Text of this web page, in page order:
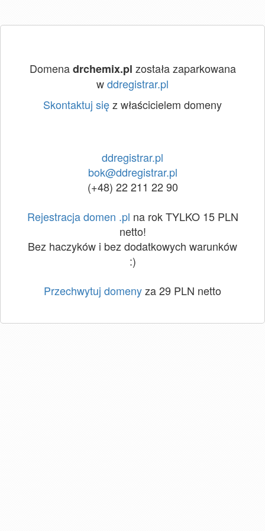
Domenadrchemix.pl została zaparkowana
wddregistrar.pl
Skontaktuj sięz właścicielem domeny
ddregistrar.pl
bok@ddregistrar.pl
(+48) 22 211 22 90
Rejestracja domen .pl na rok TYLKO 15 PLN
netto!
Bez haczyków i bez dodatkowych warunków
:)
Przechwytuj domenyza 29 PLN netto